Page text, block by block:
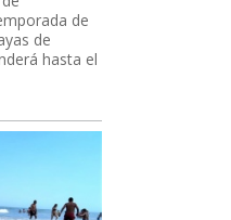
de
de
hasta el